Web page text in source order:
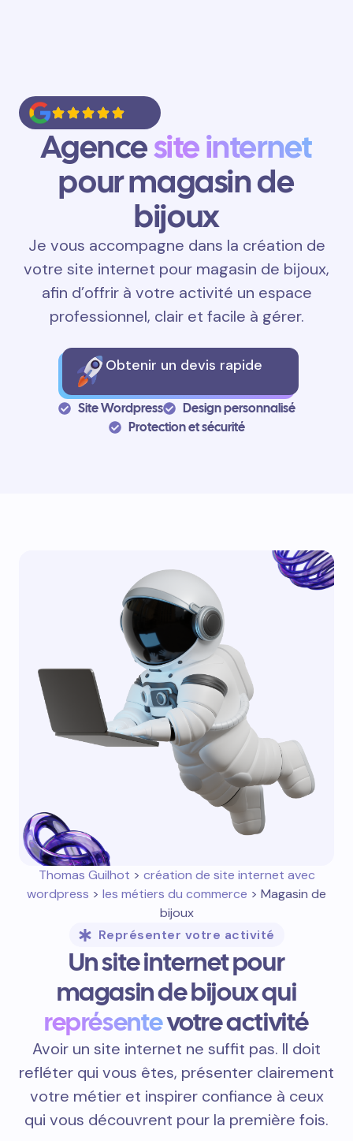
Agencesite internet
pour magasin de
bijoux
Je vous accompagne dans la création de
votre site internet pour magasin de bijoux,
afin d’offrir à votre activité un espace
professionnel, clair et facile à gérer.
Obtenir un devis rapide
Site Wordpress
Design personnalisé
Protection et sécurité
Thomas Guilhot > création de site internet avec
wordpress > les métiers du commerce > Magasin de
bijoux
Représenter votre activité
Un site internet pour
magasin de bijoux qui
représentevotre activité
Avoir un site internet ne suffit pas. Il doit
refléter qui vous êtes, présenter clairement
votre métier et inspirer confiance à ceux
qui vous découvrent pour la première fois.